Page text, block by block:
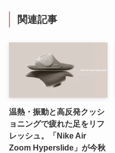
関連記事
温熱・振動と高反発クッシ
ョニングで疲れた足をリフ
レッシュ。「Nike Air
Zoom Hyperslide」が今秋